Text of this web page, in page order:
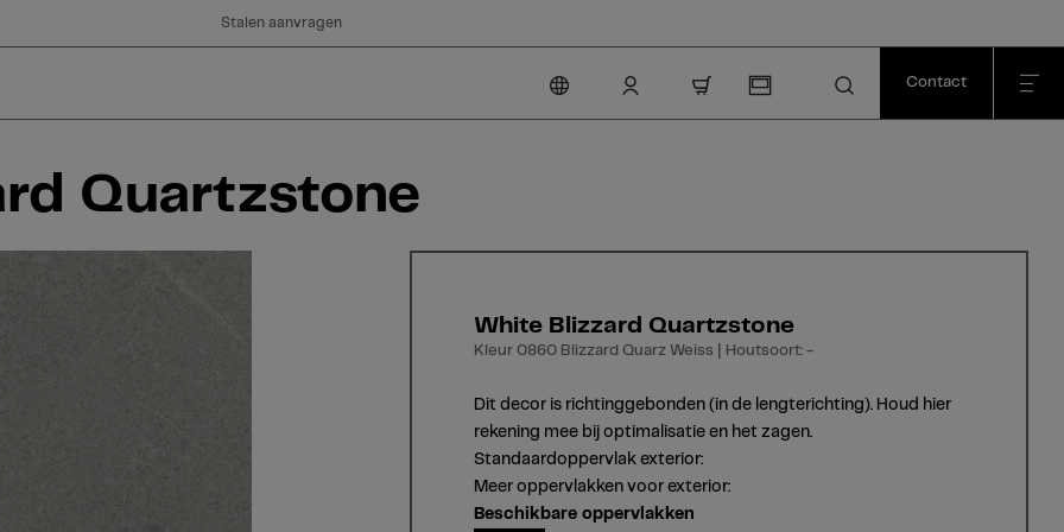
Stalen aanvragen
Contact
Quartzstone
White Blizzard Quartzstone
Kleur 0860 Blizzard Quarz Weiss | Houtsoort: -
Dit decor is richtinggebonden (in de lengterichting). Houd hier
rekening mee bij optimalisatie en het zagen.
Standaardoppervlak exterior:
Meer oppervlakken voor exterior:
Beschikbare oppervlakken